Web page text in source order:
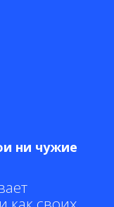
ни чужие